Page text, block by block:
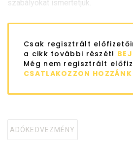
szabályokat ismertetjük.
Csak regisztrált
a cikk további részét!
Még nem regisztrált
CSATLAKOZZON
Tagged
ADÓKEDVEZMÉNY